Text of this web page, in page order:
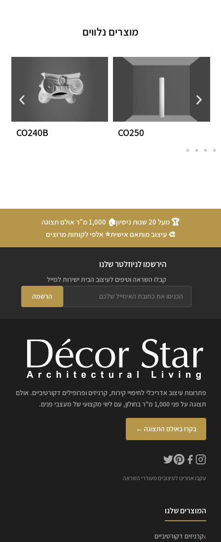
מוצרים נלווים
CO250
CO240B
🏆 מעל 20 שנות ניסיון
🏠 1,000 מ"ר אולם תצוגה
🎨 עיצוב מותאם אישית⭐ אלפי לקוחות מרוצים
הירשמו לניוזלטר שלנו
קבלו השראה וטיפים לעיצוב הבית ישירות למייל
הרשמה
פתרונות עיצוב אדריכלי לחיפויי קירות, קרניזים ופרופילים דקורטיביים. אולם
תצוגה על פני 1,000 מ"ר בחולון, עם ליווי מקצועי של מעצבי פנים.
בקרו באולם התצוגה ←
עקבו אחרינו לעיצובים מעוררי השראה
המוצרים שלנו
קרניזים דקורטיביים